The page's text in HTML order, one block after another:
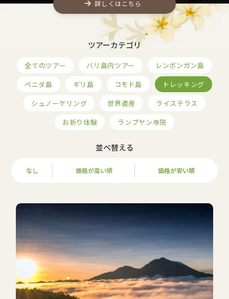
詳しくはこちら
ツアーカテゴリ
全てのツアー バリ島内ツアー
レンボンガン島
ペニダ島
ギリ島 コモド島
トレッキング
シュノーケリング
世界遺産
ライステラス
お祈り体験
ランプヤン寺院
並べ替える
なし 価格が高い順 価格が安い順